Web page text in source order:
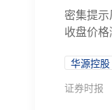
密集提
收盘价
华源控股
证券时报